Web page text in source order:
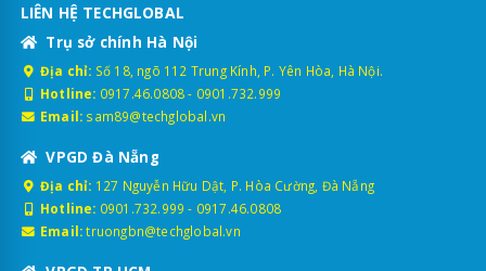
LIÊN HỆ TECHGLOBAL
Trụ sở chính Hà Nội
Địa chỉ: Số 18, ngõ 112 Trung Kính, P. Yên Hòa, Hà Nội.
Hotline: 0917.46.0808- 0901.732.999
Email: sam89@techglobal.vn
VPGD Đà Nẵng
Địa chỉ: 127 Nguyễn Hữu Dật, P. Hòa Cường, Đà Nẵng
Hotline: 0901.732.999 - 0917.46.0808
Email: truongbn@techglobal.vn